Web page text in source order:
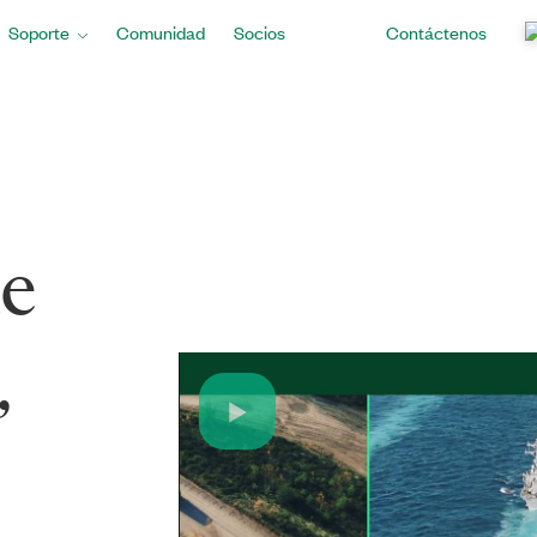
Soporte Comunidad Socios Contáctenos
Play
Video